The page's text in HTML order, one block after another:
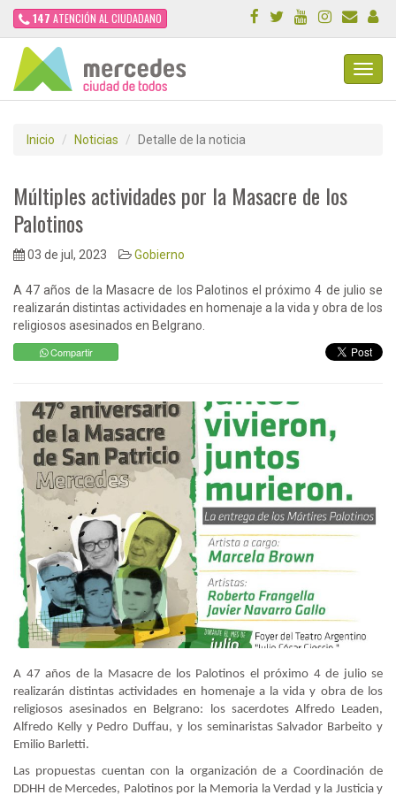
147 ATENCIÓN AL CIUDADANO
Inicio Noticias Detalle de la noticia
Múltiples actividades por la Masacre de los
Palotinos
03 de jul, 2023 Gobierno
A 47 años de la Masacre de los Palotinos el próximo 4 de julio se
realizarán distintas actividades en homenaje a la vida y obra de los
religiosos asesinados en Belgrano.
Compartir
A 47 años de la Masacre de los Palotinos el próximo 4 de julio se
realizarán distintas actividades en homenaje a la vida y obra de los
religiosos asesinados en Belgrano: los sacerdotes Alfredo Leaden,
Alfredo Kelly y Pedro Duffau, y los seminaristas Salvador Barbeito y
Emilio Barletti.
Las propuestas cuentan con la organización de a Coordinación de
DDHH de Mercedes, Palotinos por la Memoria la Verdad y la Justicia y